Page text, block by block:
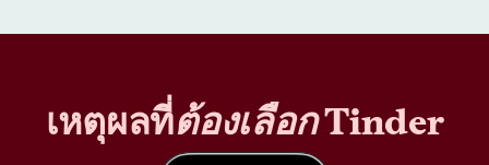
เหตุผลที่ต้องเลือกTinder